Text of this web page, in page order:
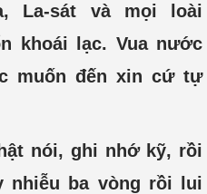
La-sát và mọi loài
khoái lạc. Vua nước
muốn đến xin cứ tự
nói, ghi nhớ kỹ, rồi
nhiễu ba vòng rồi lui